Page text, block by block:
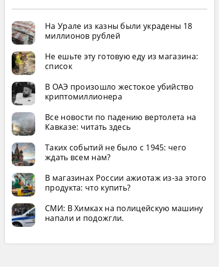
На Урале из казны были украдены 18
миллионов рублей
Не ешьте эту готовую еду из магазина:
список
В ОАЭ произошло жестокое убийство
криптомиллионера
Все новости по падению вертолета на
Кавказе: читать здесь
Таких событий не было с 1945: чего
ждать всем нам?
В магазинах России ажиотаж из-за этого
продукта: что купить?
СМИ: В Химках на полицейскую машину
напали и подожгли.